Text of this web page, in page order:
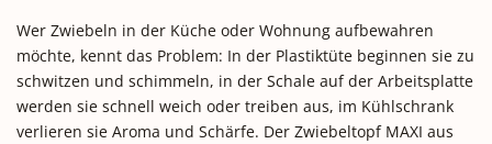
Wer Zwiebeln in der Küche oder Wohnung aufbewahren
möchte, kennt das Problem: In der Plastiktüte beginnen sie zu
schwitzen und schimmeln, in der Schale auf der Arbeitsplatte
werden sie schnell weich oder treiben aus, im Kühlschrank
verlieren sie Aroma und Schärfe. Der Zwiebeltopf MAXI aus